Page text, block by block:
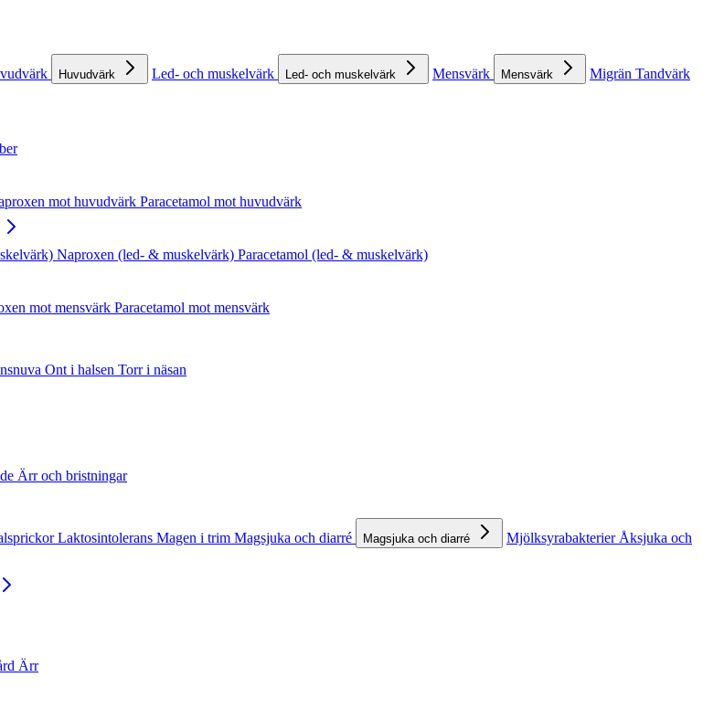
Huvudvärk Led- och muskelvärk Led- och muskelvärk Mensvärk Mensvärk Migrän Tandvärk
mot huvudvärk Paracetamol mot huvudvärk
Naproxen (led- & muskelvärk) Paracetamol (led- & muskelvärk)
mot mensvärk Paracetamol mot mensvärk
Ont i halsen Torr i näsan
Ärr och bristningar
Laktosintolerans Magen i trim Magsjuka och diarré Magsjuka och diarré Mjölksyrabakterier Åksjuka och
Ärr